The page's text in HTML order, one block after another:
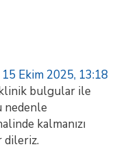
15 Ekim 2025, 13:18
bulgular ile
nedenle
kalmanızı
dileriz.